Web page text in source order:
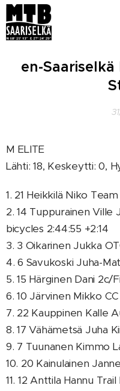
en-
M ELITE
Lähti: 18, Keskeytti: 0,
1. 21 Heikkilä Niko
2. 14 Tuppurainen Ville
bicycles 2:44:55 +2:14
3. 3 Oikarinen Jukka
4. 6 Savukoski Juha-
5. 15 Härginen Dani 2c/
6. 10 Järvinen Mikko CC
7. 22 Kauppinen Kalle
8. 17 Vähämetsä Juha
9. 7 Tuunanen Kimmo
10. 20 Kainulainen
11. 12 Anttila Hannu